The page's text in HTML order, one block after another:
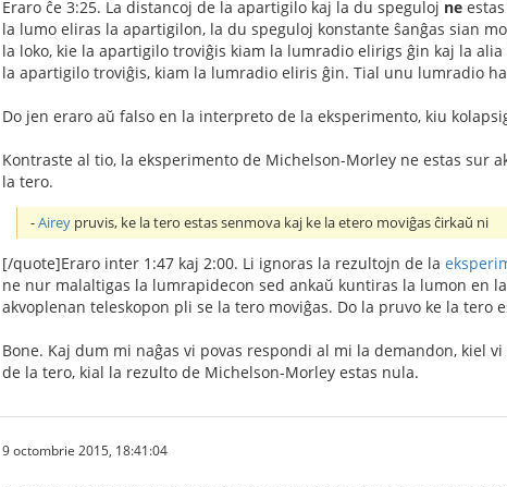
Eraro ĉe 3:25. La distancoj de la apartigilo kaj la du speguloj ne
la lumo eliras la apartigilon, la du speguloj konstante ŝanĝas sian
la loko, kie la apartigilo troviĝis kiam la lumradio elirigs ĝin kaj la
la apartigilo troviĝis, kiam la lumradio eliris ĝin. Tial unu lumradio
Do jen eraro aŭ falso en la interpreto de la eksperimento, kiu
Kontraste al tio, la eksperimento de Michelson-Morley ne estas sur
la tero.
-Airey pruvis, ke la tero estas senmova kaj ke la etero moviĝas ĉirkaŭ ni
[/quote]Eraro inter 1:47 kaj 2:00. Li ignoras la rezultojn de la
ne nur malaltigas la lumrapidecon sed ankaŭ kuntiras la lumon en
akvoplenan teleskopon pli se la tero moviĝas. Do la pruvo ke la tero
Bone. Kaj dum mi naĝas vi povas respondi al mi la demandon, kiel
de la tero, kial la rezulto de Michelson-Morley estas nula.
9 octombrie 2015, 18:41:04